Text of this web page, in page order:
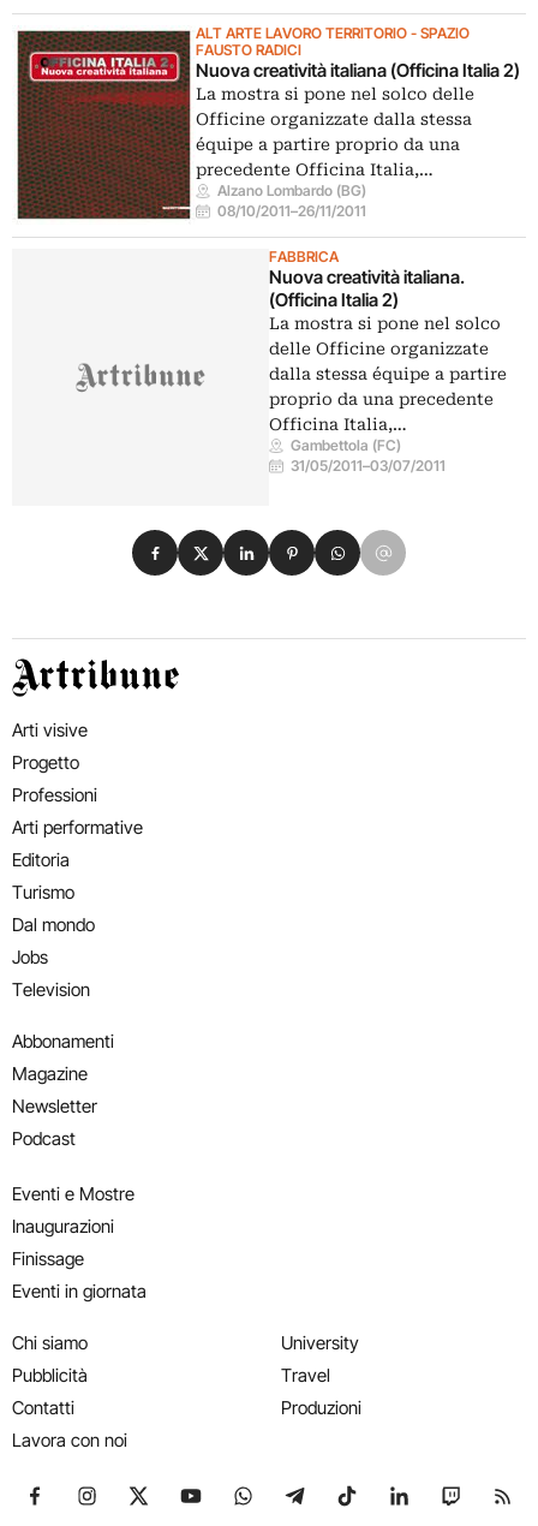
ALT ARTE LAVORO TERRITORIO - SPAZIO
FAUSTO RADICI
Nuova creatività italiana (Officina Italia 2)
La mostra si pone nel solco delle
Officine organizzate dalla stessa
équipe a partire proprio da una
precedente Officina Italia,…
Alzano Lombardo (BG)
08/10/2011–26/11/2011
FABBRICA
Nuova creatività italiana.
(Officina Italia 2)
La mostra si pone nel solco
delle Officine organizzate
dalla stessa équipe a partire
proprio da una precedente
Officina Italia,…
Gambettola (FC)
31/05/2011–03/07/2011
Condividi su Facebook
Condividi su X
Condividi su LinkedIn
Condividi su Pinterest
Condividi su WhatsApp
Condividi su Email
Artribune
Arti visive
Progetto
Professioni
Arti performative
Editoria
Turismo
Dal mondo
Jobs
Television
Abbonamenti
Magazine
Newsletter
Podcast
Eventi e Mostre
Inaugurazioni
Finissage
Eventi in giornata
Chi siamo
Pubblicità
Contatti
Lavora con noi
University
Travel
Produzioni
Seguici su Facebook
Seguici su Instagram
Seguici su X
Seguici su YouTube
Seguici su WhatsApp
Seguici su Telegram
Seguici su TikTok
Seguici su
Seguici